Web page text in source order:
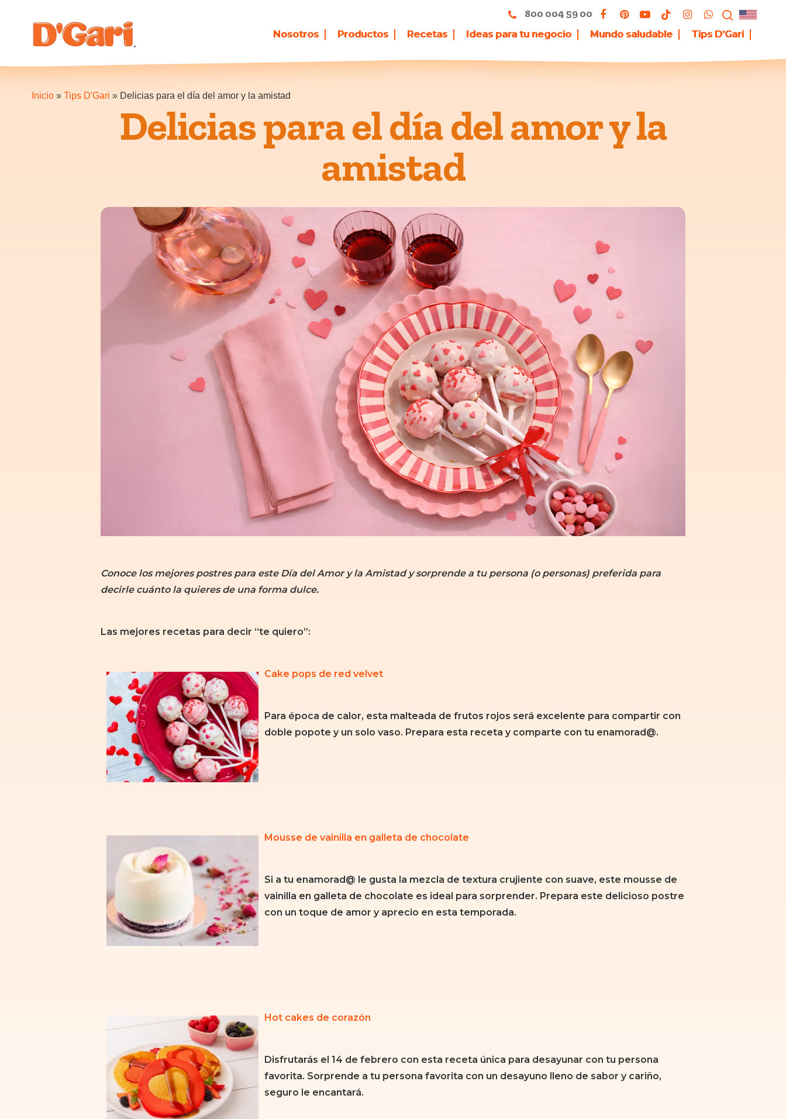
Inicio» Tips D'Gari » Delicias para el día del amor y la amistad
Presione enter para buscar o ESC para cerrar
Nosotros Productos Recetas Ideas para tu negocio Mundo saludable Tips D’Gari
800 004 59 00
Delicias para el día del amor y la
amistad
Conoce los mejores postres para este Día del Amor y la Amistad y sorprende a tu persona (o personas) preferida para
decirle cuánto la quieres de una forma dulce.
Las mejores recetas para decir “te quiero”:
Cake pops de red velvet
Para época de calor, esta malteada de frutos rojos será excelente para compartir con
doble popote y un solo vaso. Prepara esta receta y comparte con tu enamorad@.
Mousse de vainilla en galleta de chocolate
Si a tu enamorad@ le gusta la mezcla de textura crujiente con suave, este mousse de
vainilla en galleta de chocolate es ideal para sorprender. Prepara este delicioso postre
con un toque de amor y aprecio en esta temporada.
Hot cakes de corazón
Disfrutarás el 14 de febrero con esta receta única para desayunar con tu persona
favorita. Sorprende a tu persona favorita con un desayuno lleno de sabor y cariño,
seguro le encantará.